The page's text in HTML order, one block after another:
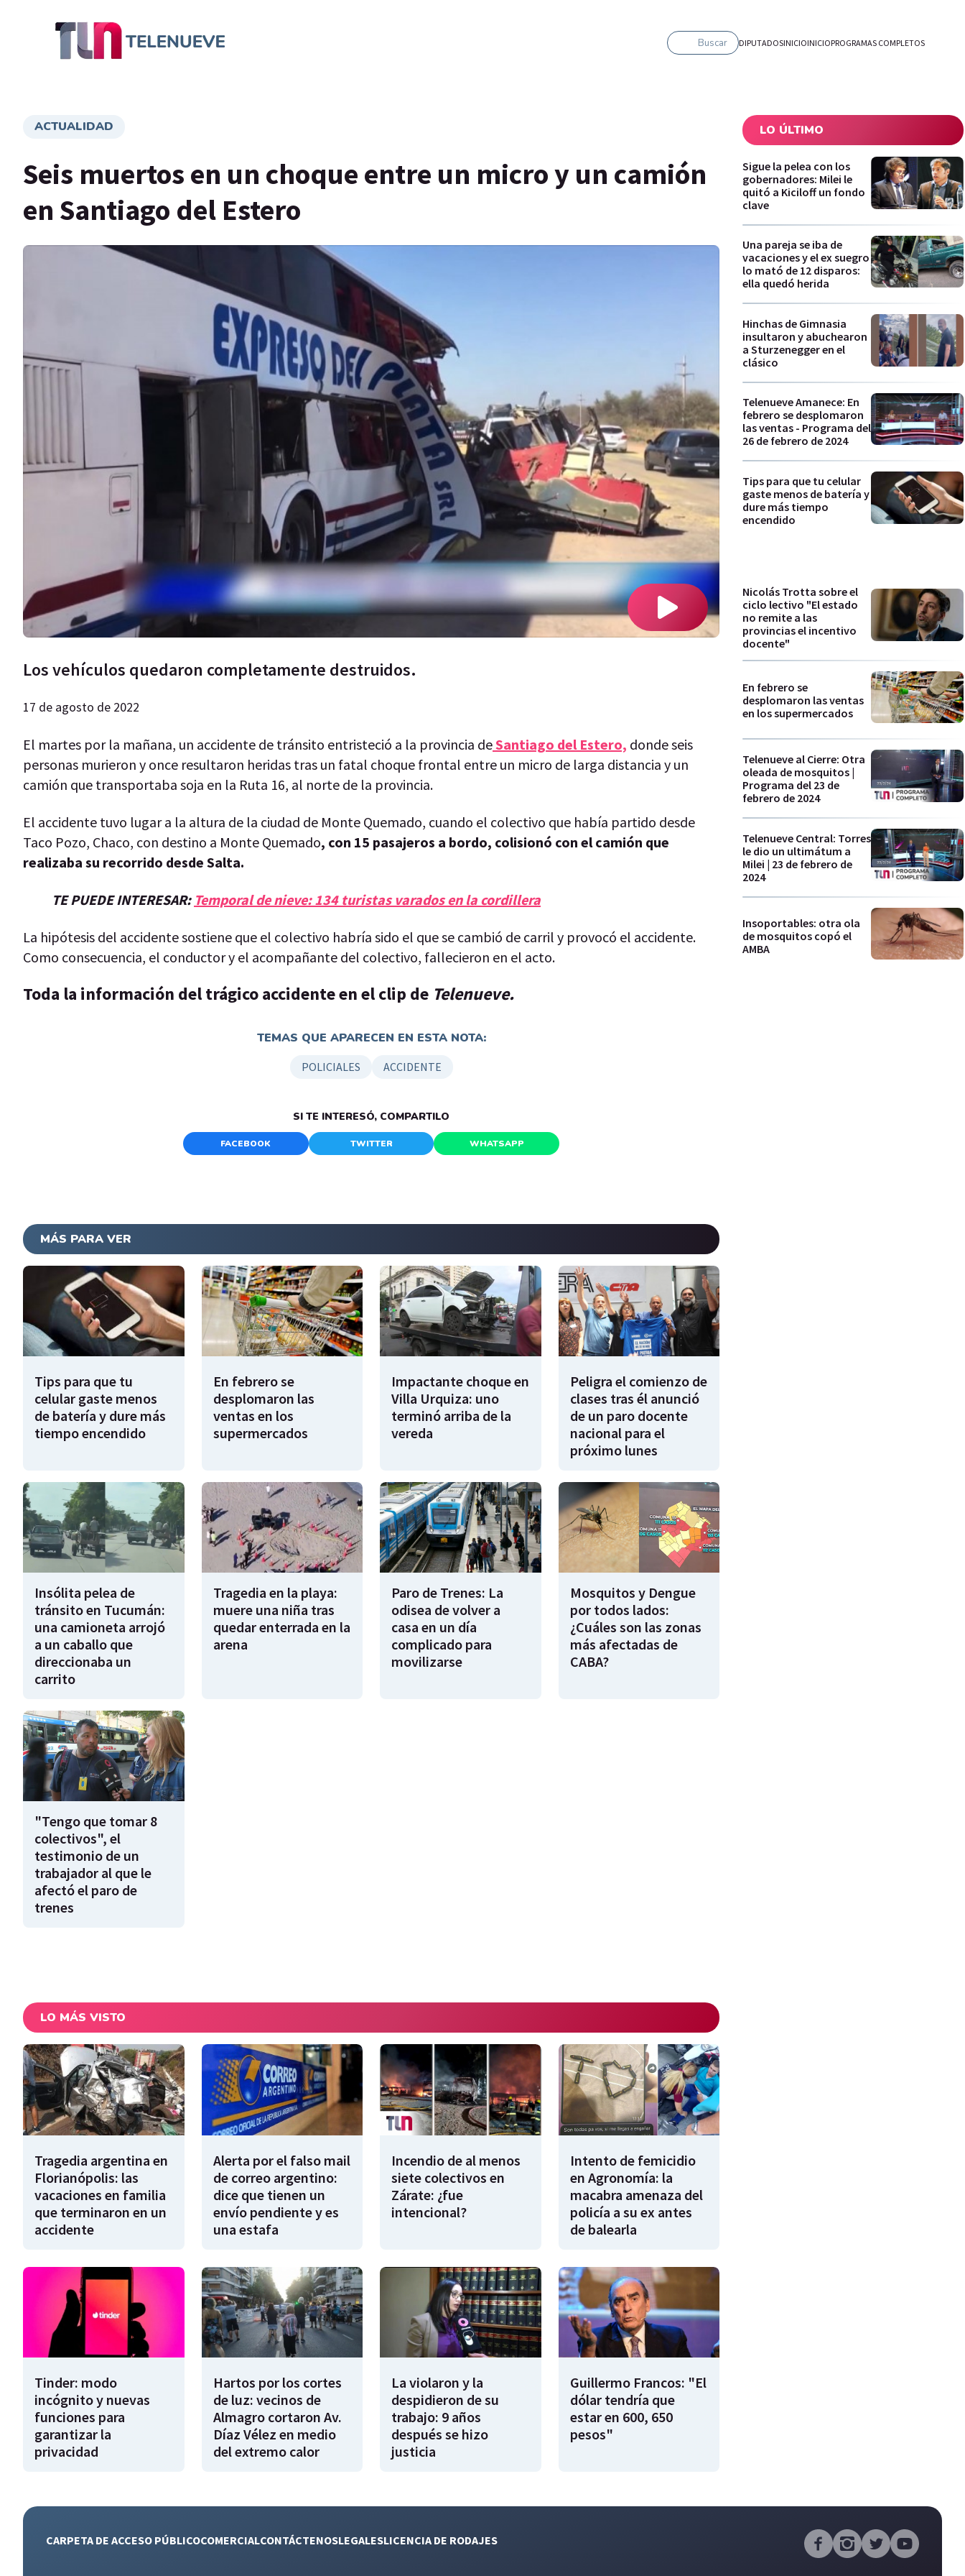
Buscar DIPUTADOSINICIOINICIOPROGRAMAS COMPLETOS
ACTUALIDAD
Seis muertos en un choque entre un micro y un camión
en Santiago del Estero
Los vehículos quedaron completamente destruidos.
17 de agosto de 2022
El martes por la mañana, un accidente de tránsito entristeció a la provincia deSantiago del Estero, donde seis
personas murieron y once resultaron heridas tras un fatal choque frontal entre un micro de larga distancia y un
camión que transportaba soja en la Ruta 16, al norte de la provincia.
El accidente tuvo lugar a la altura de la ciudad de Monte Quemado, cuando el colectivo que había partido desde
Taco Pozo, Chaco, con destino a Monte Quemado, con 15 pasajeros a bordo, colisionó con el camión que
realizaba su recorrido desde Salta.
TE PUEDE INTERESAR: Temporal de nieve: 134 turistas varados en la cordillera
La hipótesis del accidente sostiene que el colectivo habría sido el que se cambió de carril y provocó el accidente.
Como consecuencia, el conductor y el acompañante del colectivo, fallecieron en el acto.
Toda la información del trágico accidente en el clip de Telenueve.
TEMAS QUE APARECEN EN ESTA NOTA:
POLICIALES ACCIDENTE
SI TE INTERESÓ, COMPARTILO
FACEBOOK TWITTER WHATSAPP
MÁS PARA VER
Tips para que tu
celular gaste menos
de batería y dure más
tiempo encendido
En febrero se
desplomaron las
ventas en los
supermercados
Impactante choque en
Villa Urquiza: uno
terminó arriba de la
vereda
Peligra el comienzo de
clases tras él anunció
de un paro docente
nacional para el
próximo lunes
Insólita pelea de
tránsito en Tucumán:
una camioneta arrojó
a un caballo que
direccionaba un
carrito
Tragedia en la playa:
muere una niña tras
quedar enterrada en la
arena
Paro de Trenes: La
odisea de volver a
casa en un día
complicado para
movilizarse
Mosquitos y Dengue
por todos lados:
¿Cuáles son las zonas
más afectadas de
CABA?
"Tengo que tomar 8
colectivos", el
testimonio de un
trabajador al que le
afectó el paro de
trenes
LO MÁS VISTO
Tragedia argentina en
Florianópolis: las
vacaciones en familia
que terminaron en un
accidente
Alerta por el falso mail
de correo argentino:
dice que tienen un
envío pendiente y es
una estafa
Incendio de al menos
siete colectivos en
Zárate: ¿fue
intencional?
Intento de femicidio
en Agronomía: la
macabra amenaza del
policía a su ex antes
de balearla
Tinder: modo
incógnito y nuevas
funciones para
garantizar la
privacidad
Hartos por los cortes
de luz: vecinos de
Almagro cortaron Av.
Díaz Vélez en medio
del extremo calor
La violaron y la
despidieron de su
trabajo: 9 años
después se hizo
justicia
Guillermo Francos: "El
dólar tendría que
estar en 600, 650
pesos"
LO ÚLTIMO
Sigue la pelea con los
gobernadores: Milei le
quitó a Kiciloff un fondo
clave
Una pareja se iba de
vacaciones y el ex suegro
lo mató de 12 disparos:
ella quedó herida
Hinchas de Gimnasia
insultaron y abuchearon
a Sturzenegger en el
clásico
Telenueve Amanece: En
febrero se desplomaron
las ventas - Programa del
26 de febrero de 2024
Tips para que tu celular
gaste menos de batería y
dure más tiempo
encendido
Nicolás Trotta sobre el
ciclo lectivo "El estado
no remite a las
provincias el incentivo
docente"
En febrero se
desplomaron las ventas
en los supermercados
Telenueve al Cierre: Otra
oleada de mosquitos |
Programa del 23 de
febrero de 2024
Telenueve Central: Torres
le dio un ultimátum a
Milei | 23 de febrero de
2024
Insoportables: otra ola
de mosquitos copó el
AMBA
CARPETA DE ACCESO PÚBLICOCOMERCIALCONTÁCTENOSLEGALESLICENCIA DE RODAJES